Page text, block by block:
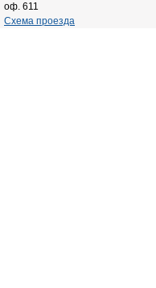
оф. 611
Схема проезда